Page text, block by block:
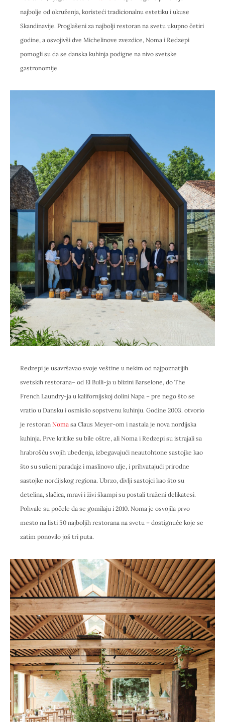
najbolje od okruženja, koristeći tradicionalnu estetiku i ukuse
Skandinavije. Proglašeni za najbolji restoran na svetu ukupno četiri
godine, a osvojivši dve Michelinove zvezdice, Noma i Redzepi
pomogli su da se danska kuhinja podigne na nivo svetske
gastronomije.
Redzepi je usavršavao svoje veštine u nekim od najpoznatijih
svetskih restorana– od El Bulli-ja u blizini Barselone, do The
French Laundry-ja u kalifornijskoj dolini Napa – pre nego što se
vratio u Dansku i osmislio sopstvenu kuhinju. Godine 2003. otvorio
je restoran Noma sa Claus Meyer-om i nastala je nova nordijska
kuhinja. Prve kritike su bile oštre, ali Noma i Redzepi su istrajali sa
hrabrošću svojih ubeđenja, izbegavajući neautohtone sastojke kao
što su sušeni paradajz i maslinovo ulje, i prihvatajući prirodne
sastojke nordijskog regiona. Ubrzo, divlji sastojci kao što su
detelina, slačica, mravi i živi škampi su postali traženi delikatesi.
Pohvale su počele da se gomilaju i 2010. Noma je osvojila prvo
mesto na listi 50 najboljih restorana na svetu – dostignuće koje se
zatim ponovilo još tri puta.